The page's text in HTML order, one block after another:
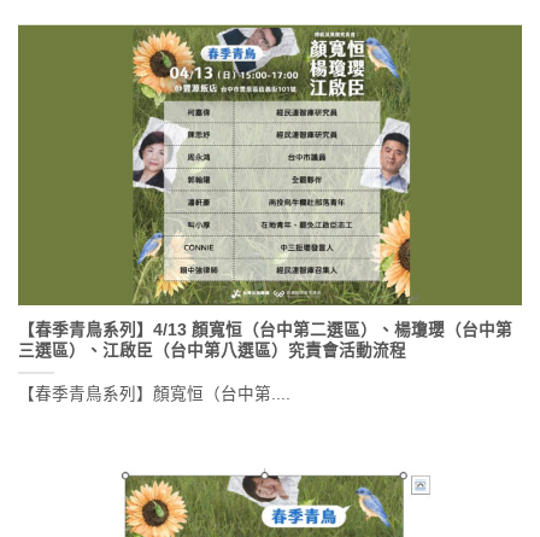
【春季青鳥系列】4/13 顏寬恒（台中第二選區）、楊瓊瓔（台中第
三選區）、江啟臣（台中第八選區）究責會活動流程
【春季青鳥系列】顏寬恒（台中第....